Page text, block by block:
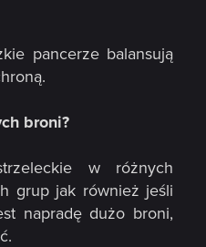
pancerze balansują
broni?
w różnych
grup jak również jeśli
napradę dużo broni,